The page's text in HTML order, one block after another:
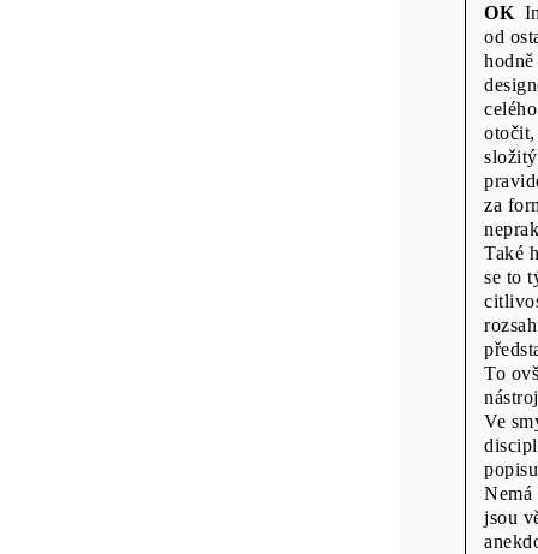
OK
od
otočit,
za
Také
se to
To
Ve
Nemá
jsou
Náklad: 2000
vydání
Vydala